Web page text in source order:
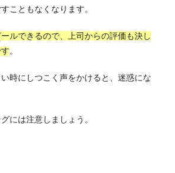
こともなくなります。
ルできるので、上司からの評価も決し
。
時にしつこく声をかけると、迷惑にな
には注意しましょう。